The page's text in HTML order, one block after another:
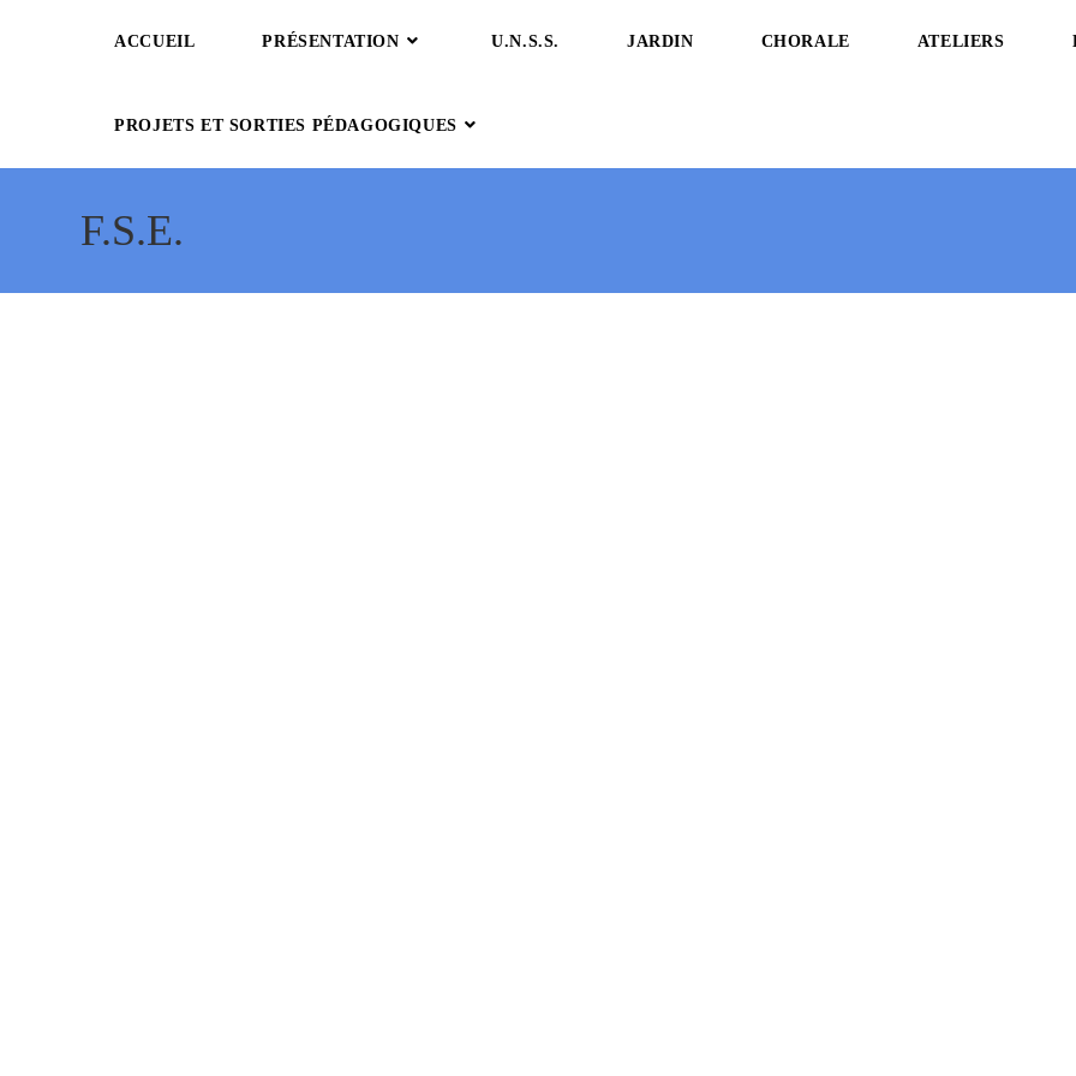
ACCUEIL PRÉSENTATION U.N.S.S. JARDIN CHORALE ATELIERS
PROJETS ET SORTIES PÉDAGOGIQUES
F.S.E.